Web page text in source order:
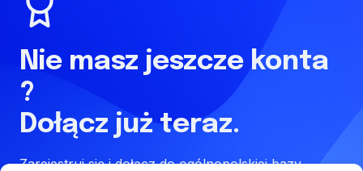
Nie masz jeszcze konta
?
Dołącz już teraz.
Zarejestruj się i dołącz do ogólnopolskiej bazy